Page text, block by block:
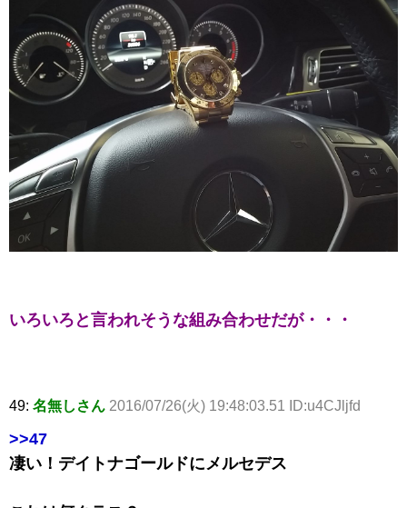
いろいろと言われそうな組み合わせだが・・・
49: 名無しさん 2016/07/26(火) 19:48:03.51 ID:u4CJljfd
>>47
凄い！デイトナゴールドにメルセデス